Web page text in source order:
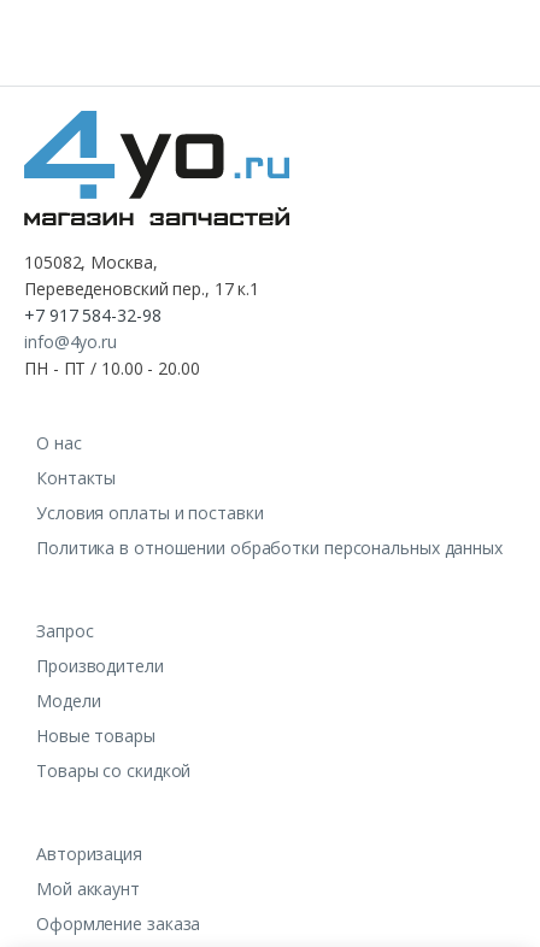
105082, Москва,
Переведеновский пер., 17 к.1
+7 917 584-32-98
info@4yo.ru
ПН - ПТ / 10.00 - 20.00
О нас
Контакты
Условия оплаты и поставки
Политика в отношении обработки персональных данных
Запрос
Производители
Модели
Новые товары
Товары со скидкой
Авторизация
Мой аккаунт
Оформление заказа